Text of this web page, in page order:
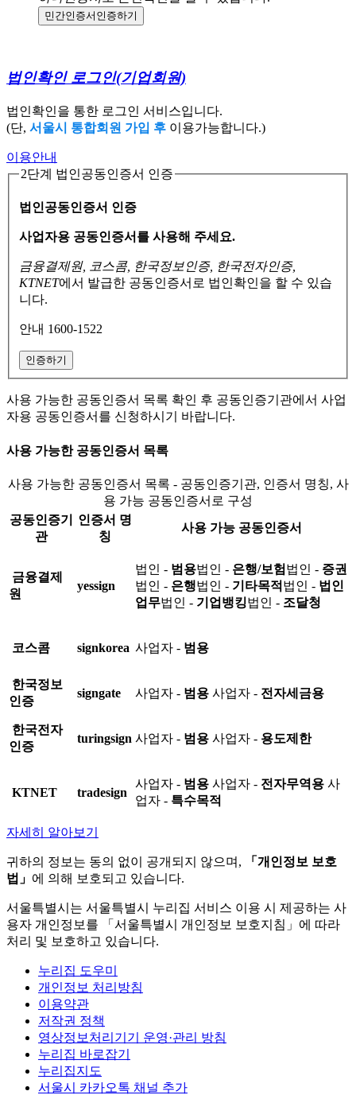
민간인증서 인증하기
법인확인 로그인(기업회원)
법인확인을 통한 로그인 서비스입니다.
(단, 서울시 통합회원 가입 후 이용가능합니다.)
이용안내
2단계 법인공동인증서 인증
법인공동인증서 인증
사업자용 공동인증서를 사용해 주세요.
금융결제원, 코스콤, 한국정보인증, 한국전자인증,
KTNET에서 발급한 공동인증서로 법인확인을 할 수 있습
니다.
안내 1600-1522
인증하기
사용 가능한 공동인증서 목록 확인 후 공동인증기관에서 사업
자용 공동인증서를 신청하시기 바랍니다.
사용 가능한 공동인증서 목록
사용 가능한 공동인증서 목록 - 공동인증기관, 인증서 명칭, 사
용 가능 공동인증서로 구성
공동인증기
관
인증서 명
칭
사용 가능 공동인증서
금융결제
원
yessign
법인 - 범용법인 - 은행/보험 법인 - 증권
법인 - 은행법인 - 기타목적 법인 - 법인
업무법인 - 기업뱅킹법인 - 조달청
코스콤 signkorea 사업자 - 범용
한국정보
인증
signgate 사업자 - 범용 사업자 - 전자세금용
한국전자
인증
turingsign 사업자 - 범용 사업자 - 용도제한
KTNET tradesign
사업자 - 범용 사업자 - 전자무역용 사
업자 - 특수목적
자세히 알아보기
귀하의 정보는 동의 없이 공개되지 않으며,
「개인정보 보호
법」 에 의해 보호되고 있습니다.
서울특별시는 서울특별시 누리집 서비스 이용 시 제공하는 사
용자 개인정보를 「서울특별시 개인정보 보호지침」에 따라
처리 및 보호하고 있습니다.
누리집 도우미
개인정보 처리방침
이용약관
저작권 정책
영상정보처리기기 운영·관리 방침
누리집 바로잡기
누리집지도
서울시 카카오톡 채널 추가